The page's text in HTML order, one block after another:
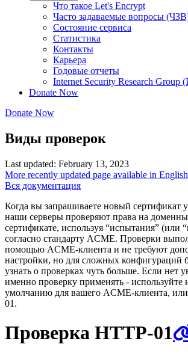
Что такое Let's Encrypt
Часто задаваемые вопросы
Состояние сервиса
Статистика
Контакты
Карьера
Годовые отчеты
Internet Security Research Group
Donate Now
Donate Now
Виды проверок
Last updated: February 13, 2023
More recently updated page available in English
Вся документация
Когда вы запрашиваете новый сертификат
наши серверы проверяют права на
сертификате, используя “испытания” (или
согласно стандарту ACME. Проверки
помощью ACME-клиента и не требуют
настройки, но для сложных конфигураций
узнать о проверках чуть больше. Если нет
именно проверку применять - используйте
умолчанию для вашего ACME-клиента,
01.
Проверка HTTP-01